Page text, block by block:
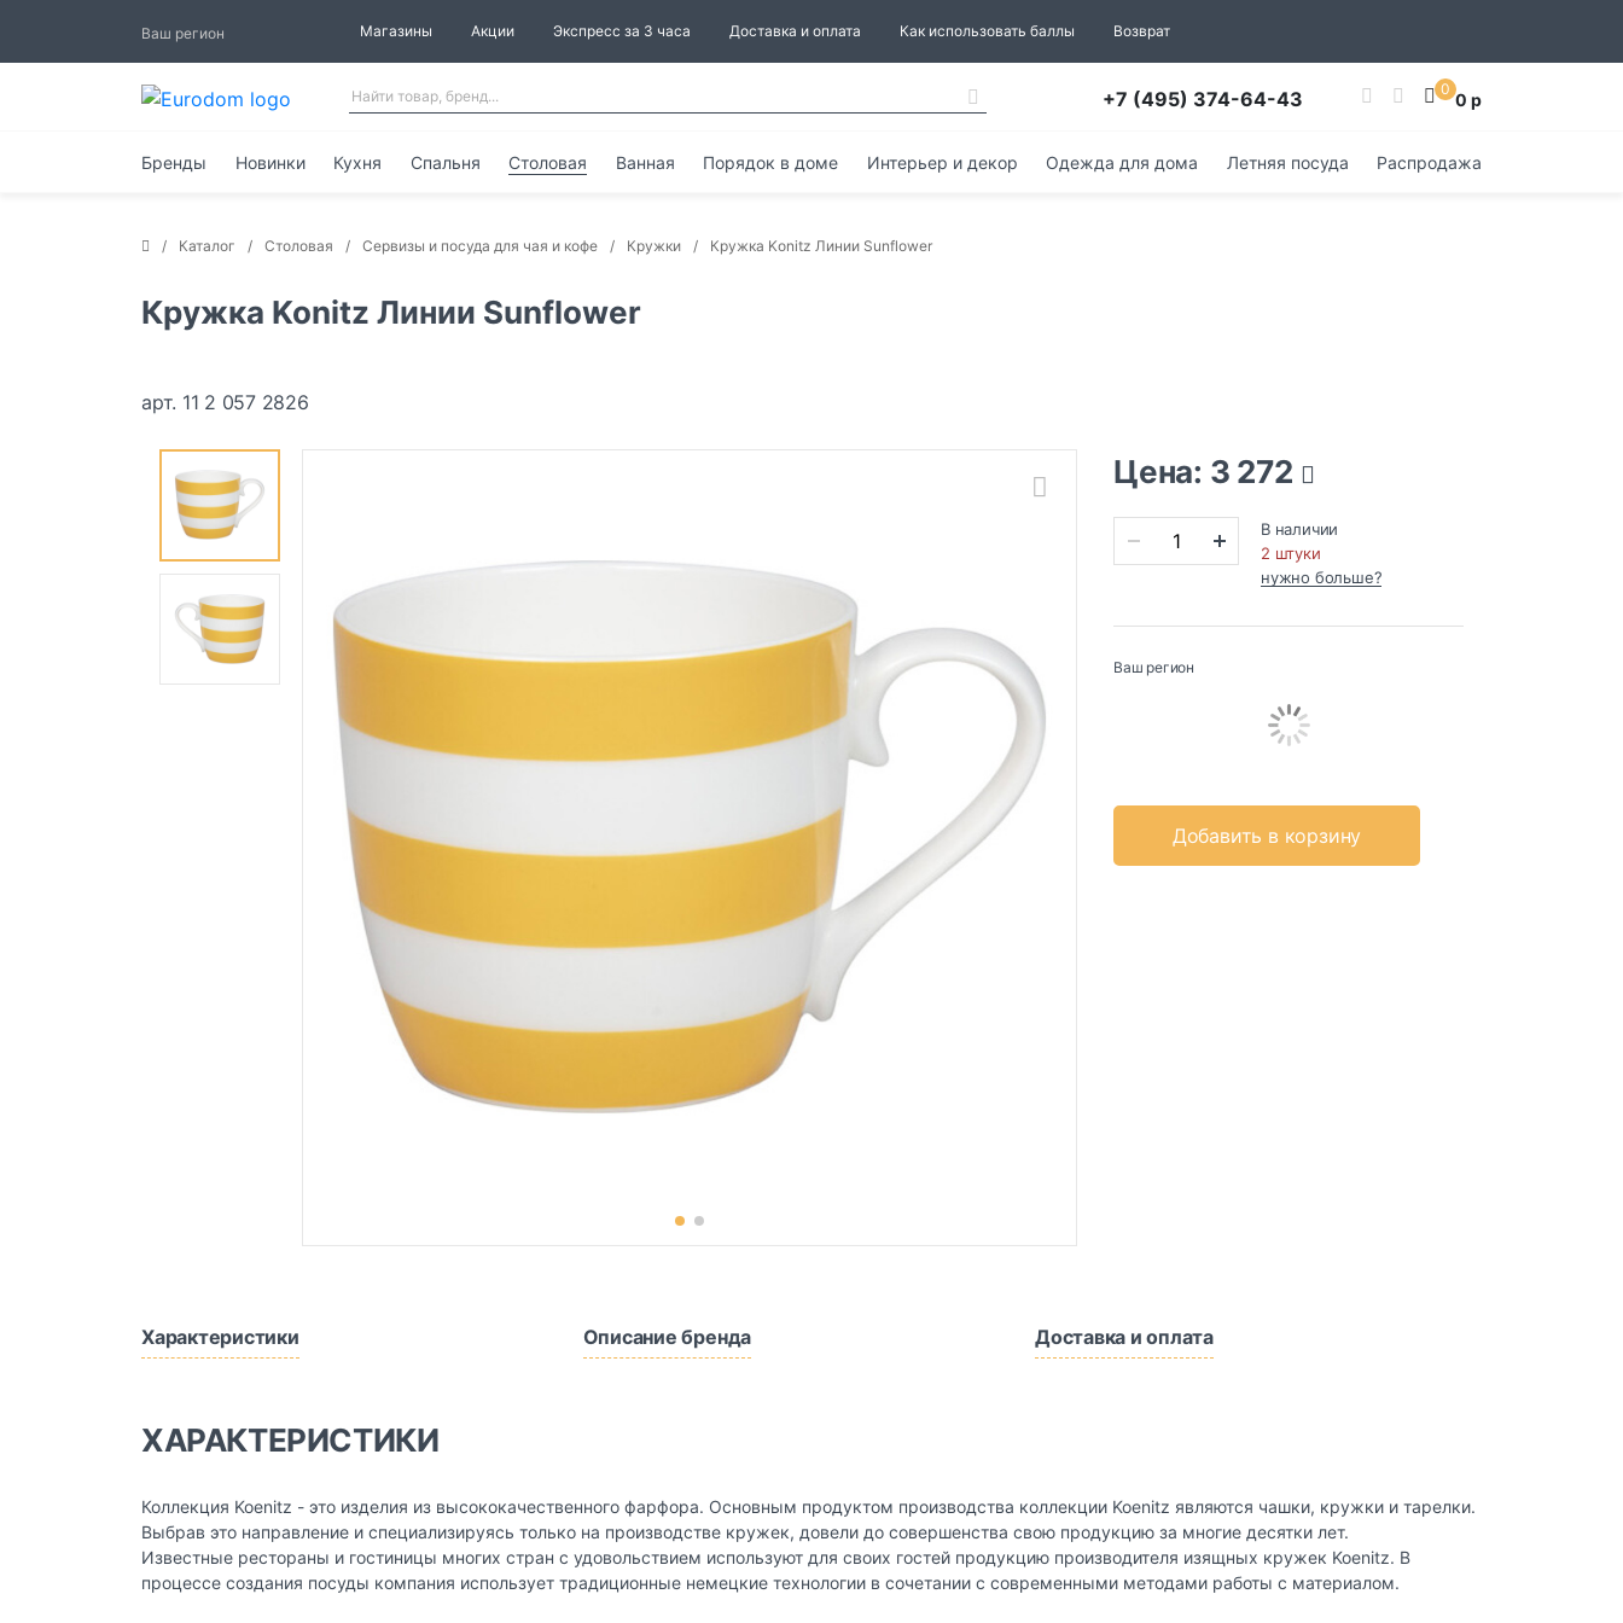
Ваш регион Магазины Акции Экспресс за 3 часа Доставка и оплата Как использовать баллы Возврат
+7 (495) 374-64-43 0 0 р
Бренды Новинки Кухня Спальня Столовая Ванная Порядок в доме Интерьер и декор Одежда для дома Летняя посуда Распродажа
Каталог Столовая Сервизы и посуда для чая и кофе Кружки Кружка Konitz Линии Sunflower
Кружка Konitz Линии Sunflower
арт. 11 2 057 2826
Цена: 3 272
В наличии
2 штуки
нужно больше?
Ваш регион
Добавить в корзину
Характеристики Описание бренда Доставка и оплата
ХАРАКТЕРИСТИКИ
Коллекция Koenitz - это изделия из высококачественного фарфора. Основным продуктом производства коллекции Koenitz являются чашки, кружки и тарелки.
Выбрав это направление и специализируясь только на производстве кружек, довели до совершенства свою продукцию за многие десятки лет.
Известные рестораны и гостиницы многих стран с удовольствием используют для своих гостей продукцию производителя изящных кружек Koenitz. В
процессе создания посуды компания использует традиционные немецкие технологии в сочетании с современными методами работы с материалом.